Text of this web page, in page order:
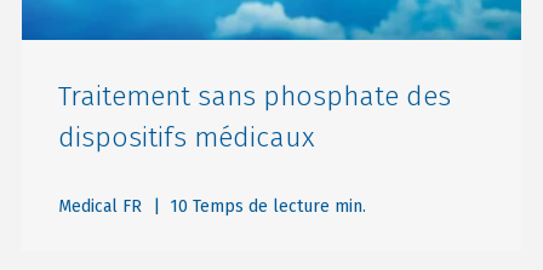
Traitement sans phosphate des
dispositifs médicaux
Medical FR | 10 Temps de lecture min.